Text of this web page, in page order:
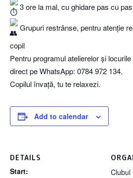
3 ore la mal, cu ghidare pas cu pas
Grupuri restrânse, pentru atenție
copil
Pentru programul atelierelor și
direct pe WhatsApp: 0784 972 134.
Copilul învață, tu te relaxezi.
Add to calendar
DETAILS
Start:
Clubul